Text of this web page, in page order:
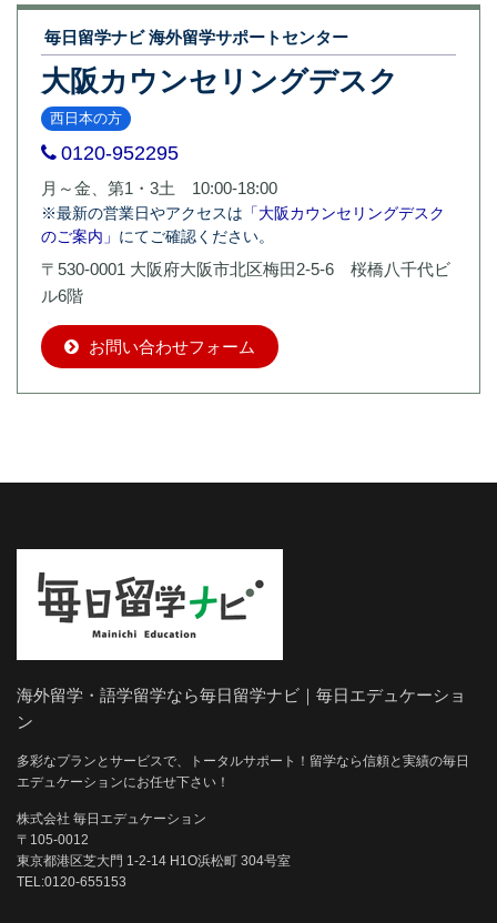
毎日留学ナビ 海外留学サポートセンター
大阪カウンセリングデスク
西日本の方
0120-952295
月～金、第1・3土 10:00-18:00
※最新の営業日やアクセスは 「大阪カウンセリングデスク
のご案内」 にてご確認ください。
〒530-0001 大阪府大阪市北区梅田2-5-6 桜橋八千代ビ
ル6階
お問い合わせフォーム
海外留学・語学留学なら毎日留学ナビ｜毎日エデュケーショ
ン
多彩なプランとサービスで、トータルサポート！留学なら信頼と実績の毎日
エデュケーションにお任せ下さい！
株式会社 毎日エデュケーション
〒105-0012
東京都港区芝大門 1-2-14 H1O浜松町 304号室
TEL:0120-655153